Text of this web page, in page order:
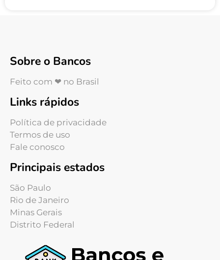
Sobre o Bancos
Feito com ❤ no Brasil
Links rápidos
Política de privacidade
Termos de uso
Fale conosco
Principais estados
São Paulo
Rio de Janeiro
Minas Gerais
Distrito Federal